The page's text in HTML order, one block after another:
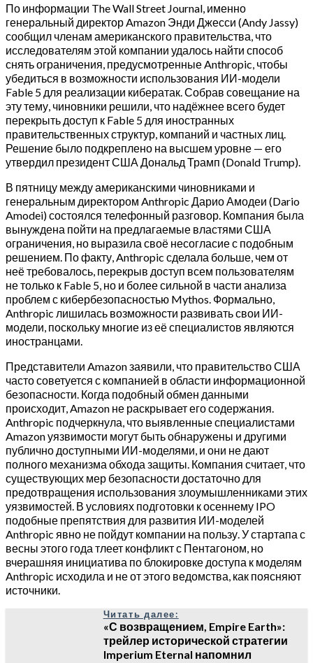
По информации The Wall Street Journal, именно
генеральный директор Amazon Энди Джесси (Andy Jassy)
сообщил членам американского правительства, что
исследователям этой компании удалось найти способ
снять ограничения, предусмотренные Anthropic, чтобы
убедиться в возможности использования ИИ-модели
Fable 5 для реализации кибератак. Собрав совещание на
эту тему, чиновники решили, что надёжнее всего будет
перекрыть доступ к Fable 5 для иностранных
правительственных структур, компаний и частных лиц.
Решение было подкреплено на высшем уровне — его
утвердил президент США Дональд Трамп (Donald Trump).
В пятницу между американскими чиновниками и
генеральным директором Anthropic Дарио Амодеи (Dario
Amodei) состоялся телефонный разговор. Компания была
вынуждена пойти на предлагаемые властями США
ограничения, но выразила своё несогласие с подобным
решением. По факту, Anthropic сделала больше, чем от
неё требовалось, перекрыв доступ всем пользователям
не только к Fable 5, но и более сильной в части анализа
проблем с кибербезопасностью Mythos. Формально,
Anthropic лишилась возможности развивать свои ИИ-
модели, поскольку многие из её специалистов являются
иностранцами.
Представители Amazon заявили, что правительство США
часто советуется с компанией в области информационной
безопасности. Когда подобный обмен данными
происходит, Amazon не раскрывает его содержания.
Anthropic подчеркнула, что выявленные специалистами
Amazon уязвимости могут быть обнаружены и другими
публично доступными ИИ-моделями, и они не дают
полного механизма обхода защиты. Компания считает, что
существующих мер безопасности достаточно для
предотвращения использования злоумышленниками этих
уязвимостей. В условиях подготовки к осеннему IPO
подобные препятствия для развития ИИ-моделей
Anthropic явно не пойдут компании на пользу. У стартапа с
весны этого года тлеет конфликт с Пентагоном, но
вчерашняя инициатива по блокировке доступа к моделям
Anthropic исходила и не от этого ведомства, как поясняют
источники.
Читать далее:
«С возвращением, Empire Earth»:
трейлер исторической стратегии
Imperium Eternal напомнил